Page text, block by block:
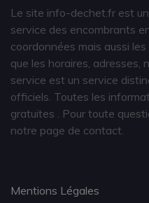
Le site info-dechet.fr est
service des encombrants
coordonnées mais aussi
que les horaires, adresses,
service est un service
officiels. Toutes les
gratuites
. Pour toute
notre page de contact.
Mentions Légales